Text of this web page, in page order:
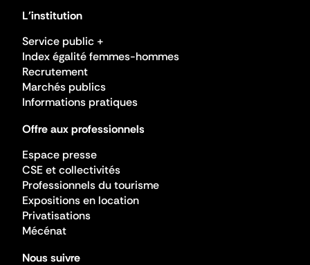
L'institution
Service public +
Index égalité femmes-hommes
Recrutement
Marchés publics
Informations pratiques
Offre aux professionnels
Espace presse
CSE et collectivités
Professionnels du tourisme
Expositions en location
Privatisations
Mécénat
Nous suivre